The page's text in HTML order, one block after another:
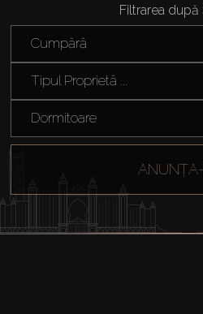
Filtrarea după
Cumpără
Tipul Proprietă ...
Dormitoare